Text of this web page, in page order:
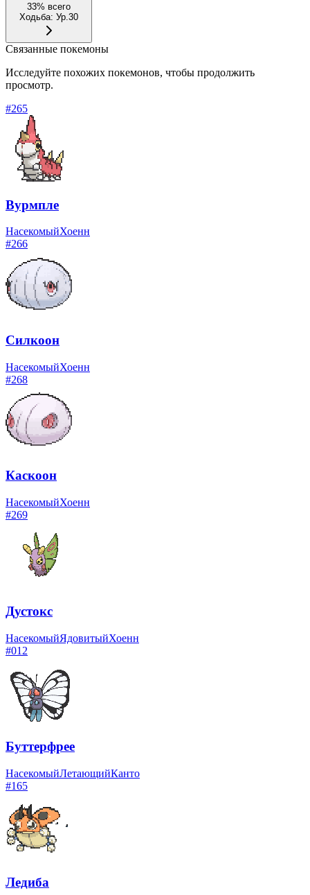
33% всего
Ходьба: Ур.30
Связанные покемоны
Исследуйте похожих покемонов, чтобы продолжить
просмотр.
#265
Вурмпле
НасекомыйХоенн
#266
Силкоон
НасекомыйХоенн
#268
Каскоон
НасекомыйХоенн
#269
Дустокс
НасекомыйЯдовитыйХоенн
#012
Буттерфрее
НасекомыйЛетающийКанто
#165
Ледиба